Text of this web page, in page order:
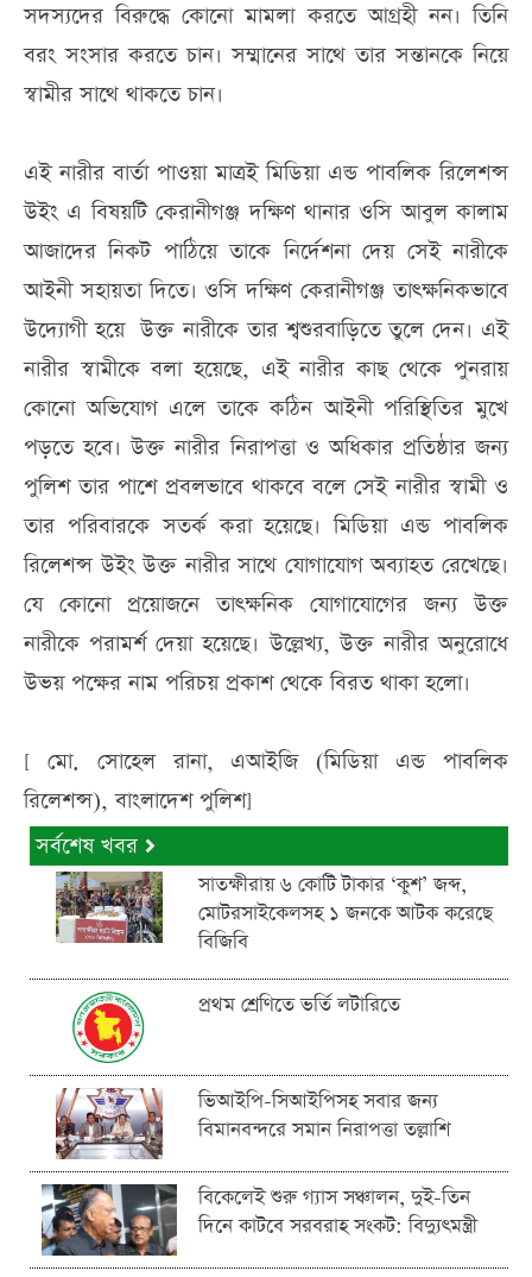
সদস্যদের বিরুদ্ধে কোনো মামলা করতে আগ্রহী নন। তিনি
বরং সংসার করতে চান। সম্মানের সাথে তার সন্তানকে নিয়ে
স্বামীর সাথে থাকতে চান।
এই নারীর বার্তা পাওয়া মাত্রই মিডিয়া এন্ড পাবলিক রিলেশন্স
উইং এ বিষয়টি কেরানীগঞ্জ দক্ষিণ থানার ওসি আবুল কালাম
আজাদের নিকট পাঠিয়ে তাকে নির্দেশনা দেয় সেই নারীকে
আইনী সহায়তা দিতে। ওসি দক্ষিণ কেরানীগঞ্জ তাৎক্ষনিকভা‌বে
উদ্যোগী হ‌য়ে উক্ত নারীকে তার শ্বশুরবাড়িতে তুলে দেন। এই
নারীর স্বামীকে বলা হয়েছে, এই নারীর কাছ থেকে পুনরায়
কোনো অভিযোগ এলে তাকে কঠিন আইনী পরিস্থিতির মুখে
পড়তে হবে। উক্ত নারীর নিরাপত্তা ও অধিকার প্রতিষ্ঠার জন্য
পুলিশ তার পাশে প্রবলভাবে থাকবে বলে সেই নারীর স্বামী ও
তার প‌রিবার‌কে সতর্ক করা হ‌য়ে‌ছে। মিডিয়া এন্ড পাবলিক
রিলেশন্স উইং উক্ত নারীর সাথে যোগাযোগ অব্যাহত রেখেছে।
যে কোনো প্রয়োজনে তাৎক্ষনিক যোগাযোগের জন্য উক্ত
নারী‌কে পরামর্শ দেয়া হয়েছে। উ‌ল্লেখ্য, উক্ত নারীর অনু‌রো‌ধে
উভয় প‌ক্ষের নাম পরিচয় প্রকাশ থে‌কে বিরত থাকা হলো।
[ মো. সো‌হেল রানা, এআই‌জি (মি‌ডিয়া এন্ড পাব‌লিক
রি‌লেশন্স), বাংলা‌দেশ পু‌লিশ]
সর্বশেষ খবর
সাতক্ষীরায় ৬ কোটি টাকার ‘কুশ’ জব্দ,
মোটরসাইকেলসহ ১ জনকে আটক করেছে
বিজিবি
প্রথম শ্রেণিতে ভর্তি লটারিতে
ভিআইপি-সিআইপিসহ সবার জন্য
বিমানবন্দরে সমান নিরাপত্তা তল্লাশি
বিকেলেই শুরু গ্যাস সঞ্চালন, দুই-তিন
দিনে কাটবে সরবরাহ সংকট: বিদ্যুৎমন্ত্রী